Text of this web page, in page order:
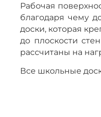
Рабочая
благодаря чему
доски, которая
до плоскости
рассчитаны на
Все школьные